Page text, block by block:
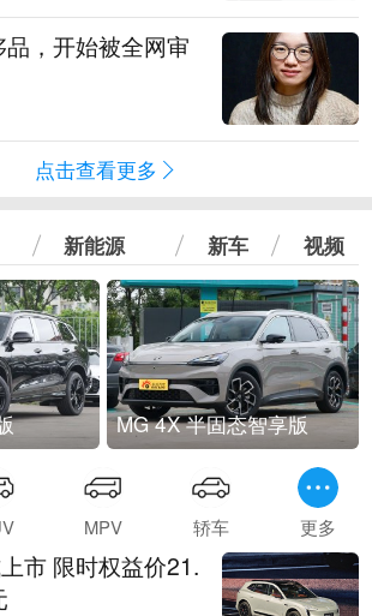
，开始被全网审
点击查看更多
新能源 新车 视频
MG 4X 半固态智享版
MPV 轿车 更多
市 限时权益价21.